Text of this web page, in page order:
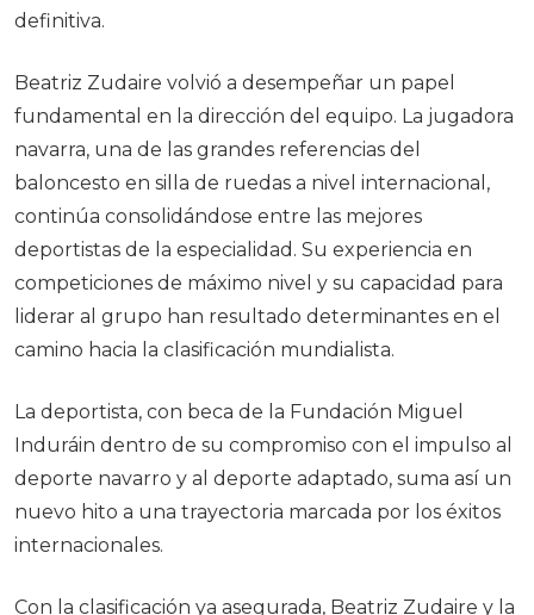
definitiva.
Beatriz Zudaire volvió a desempeñar un papel
fundamental en la dirección del equipo. La jugadora
navarra, una de las grandes referencias del
baloncesto en silla de ruedas a nivel internacional,
continúa consolidándose entre las mejores
deportistas de la especialidad. Su experiencia en
competiciones de máximo nivel y su capacidad para
liderar al grupo han resultado determinantes en el
camino hacia la clasificación mundialista.
La deportista, con beca de la Fundación Miguel
Induráin dentro de su compromiso con el impulso al
deporte navarro y al deporte adaptado, suma así un
nuevo hito a una trayectoria marcada por los éxitos
internacionales.
Con la clasificación ya asegurada, Beatriz Zudaire y la